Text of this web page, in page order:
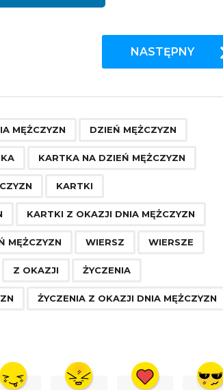
NASTĘPNY
MĘŻCZYZN DZIEŃ MĘŻCZYZN
KARTKA NA DZIEŃ MĘŻCZYZN
KARTKI
KARTKI Z OKAZJI DNIA MĘŻCZYZN
MĘŻCZYZN WIERSZ WIERSZE
Z OKAZJI ŻYCZENIA
ŻYCZENIA Z OKAZJI DNIA MĘŻCZYZN